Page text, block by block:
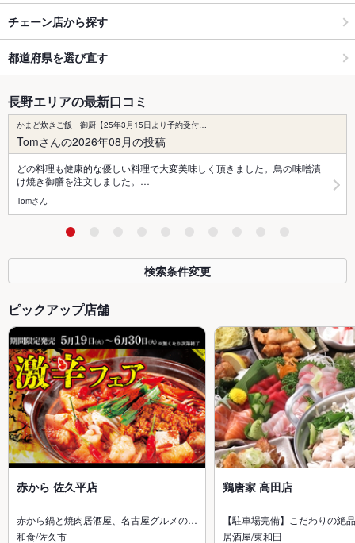
チェーン店から探す
都道府県を選び直す
長野エリアの最新口コミ
かまど炊きご飯 御厨【25年3月15日より予約受付…
Tomさんの2026年08月の投稿
どの料理も健康的な優しい料理で大変美味しく頂きました。鳥の味噌漬
け焼き御膳を注文しました。…
Tomさん
検索条件変更
ピックアップ店舗
赤から 佐久平店
赤から鍋と焼肉居酒屋、名古屋グルメの…
和食/佐久市
鶏唐家 高田店
【駐車場完備】こだわりの絶
居酒屋/東和田